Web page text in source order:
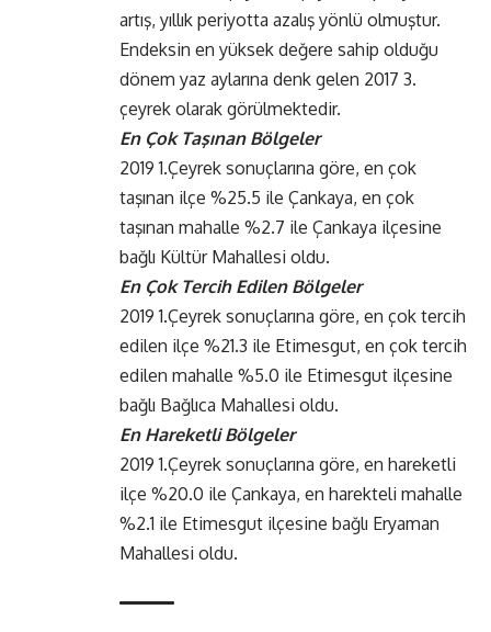
artış, yıllık periyotta azalış yönlü olmuştur.
Endeksin en yüksek değere sahip olduğu
dönem yaz aylarına denk gelen 2017 3.
çeyrek olarak görülmektedir.
En Çok Taşınan Bölgeler
2019 1.Çeyrek sonuçlarına göre, en çok
taşınan ilçe %25.5 ile Çankaya, en çok
taşınan mahalle %2.7 ile Çankaya ilçesine
bağlı Kültür Mahallesi oldu.
En Çok Tercih Edilen Bölgeler
2019 1.Çeyrek sonuçlarına göre, en çok tercih
edilen ilçe %21.3 ile Etimesgut, en çok tercih
edilen mahalle %5.0 ile Etimesgut ilçesine
bağlı Bağlıca Mahallesi oldu.
En Hareketli Bölgeler
2019 1.Çeyrek sonuçlarına göre, en hareketli
ilçe %20.0 ile Çankaya, en harekteli mahalle
%2.1 ile Etimesgut ilçesine bağlı Eryaman
Mahallesi oldu.